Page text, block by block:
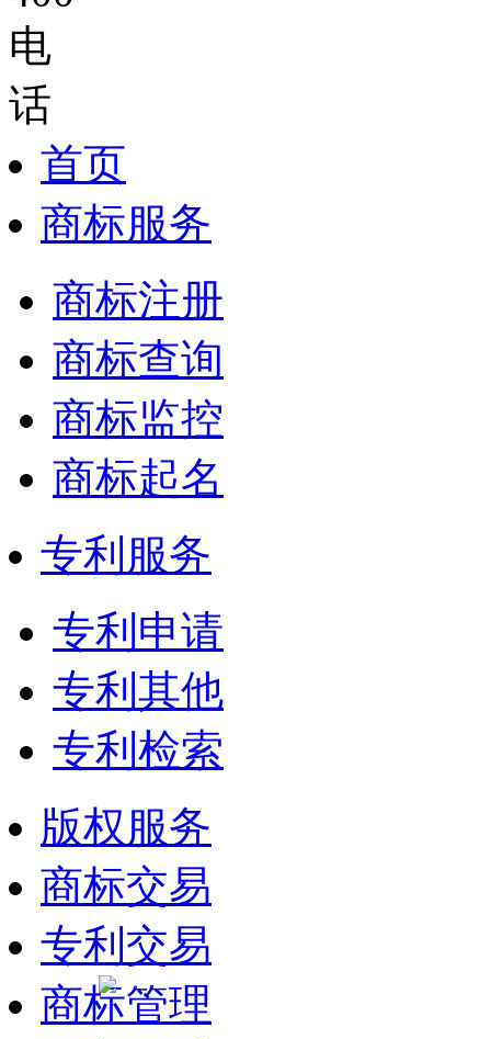
首页
商标服务
商标注册
商标查询
商标监控
商标起名
专利服务
专利申请
专利其他
专利检索
版权服务
商标交易
专利交易
商标管理